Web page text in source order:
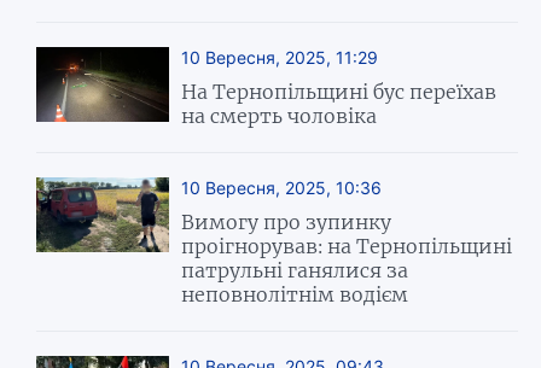
10 Вересня, 2025, 11:29
На Тернопільщині бус переїхав
на смерть чоловіка
10 Вересня, 2025, 10:36
Вимогу про зупинку
проігнорував: на Тернопільщині
патрульні ганялися за
неповнолітнім водієм